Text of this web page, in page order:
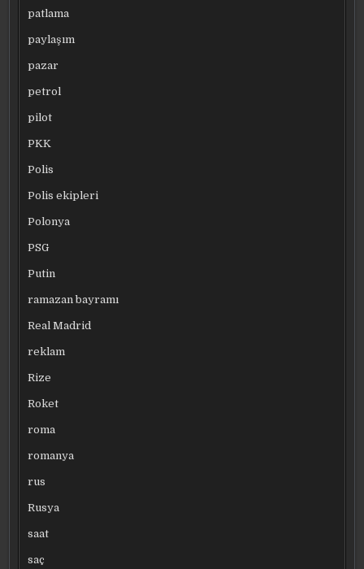
patlama
paylaşım
pazar
petrol
pilot
PKK
Polis
Polis ekipleri
Polonya
PSG
Putin
ramazan bayramı
Real Madrid
reklam
Rize
Roket
roma
romanya
rus
Rusya
saat
saç